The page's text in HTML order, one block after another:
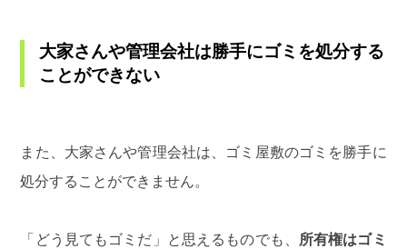
大家さんや管理会社は勝手にゴミを処分する
ことができない
また、大家さんや管理会社は、ゴミ屋敷のゴミを勝手に
処分することができません。
「どう見てもゴミだ」と思えるものでも、
所有権はゴミ